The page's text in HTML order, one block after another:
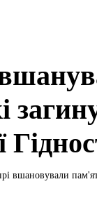
вшановували